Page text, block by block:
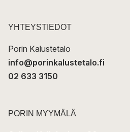
t
YHTEYSTIEDOT
Porin Kalustetalo
info@porinkalustetalo.fi
02 633 3150
PORIN MYYMÄLÄ